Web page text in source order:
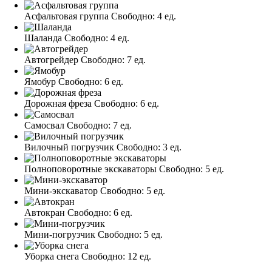
Асфальтовая группа Свободно: 4 ед.
Шаланда Свободно: 4 ед.
Автогрейдер Свободно: 7 ед.
Ямобур Свободно: 6 ед.
Дорожная фреза Свободно: 6 ед.
Самосвал Свободно: 7 ед.
Вилочный погрузчик Свободно: 3 ед.
Полноповоротные экскаваторы Свободно: 5 ед.
Мини-экскаватор Свободно: 5 ед.
Автокран Свободно: 6 ед.
Мини-погрузчик Свободно: 5 ед.
Уборка снега Свободно: 12 ед.